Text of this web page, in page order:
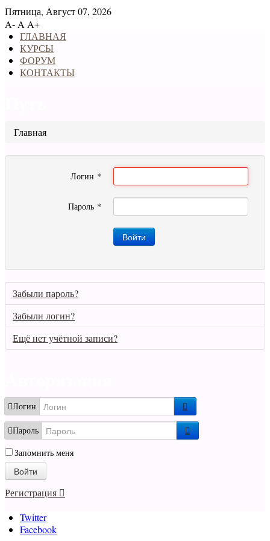
Пятница, Август 07, 2026
A- A A+
ГЛАВНАЯ
КУРСЫ
ФОРУМ
КОНТАКТЫ
Главная
Логин *
Пароль *
Войти
Забыли пароль?
Забыли логин?
Ещё нет учётной записи?
Логин
Пароль
Запомнить меня
Войти
Регистрация
Twitter
Facebook